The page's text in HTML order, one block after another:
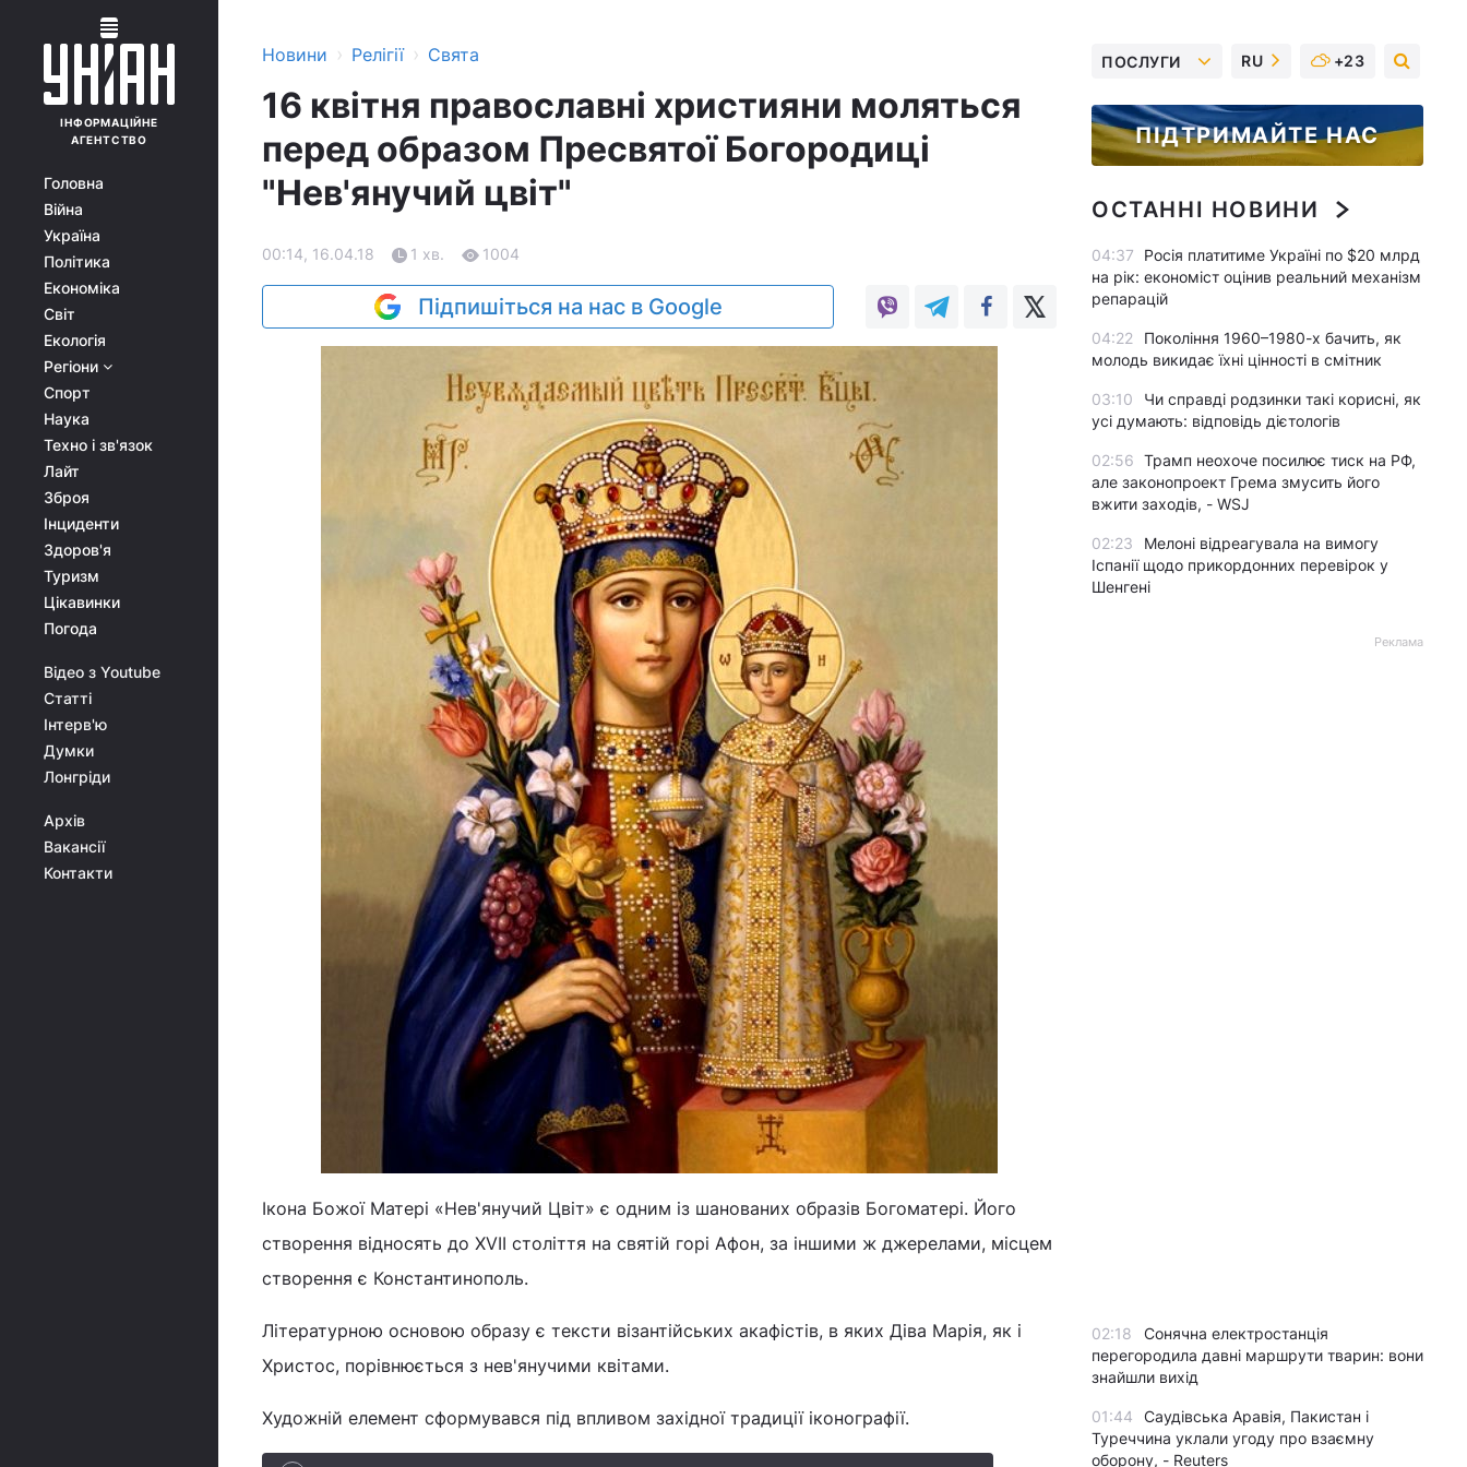
ІНФОРМАЦІЙНЕ
АГЕНТСТВО
Головна
Війна
Україна
Політика
Економіка
Світ
Екологія
Регіони
Спорт
Наука
Техно і зв'язок
Лайт
Зброя
Інциденти
Здоров'я
Туризм
Цікавинки
Погода
Відео з Youtube
Статті
Інтерв'ю
Думки
Лонгріди
Архів
Вакансії
Контакти
Новини › Релігії › Свята
16 квітня православні християни моляться
перед образом Пресвятої Богородиці
"Нев'янучий цвіт"
00:14, 16.04.18 1 хв. 1004
Підпишіться на нас в Google
Ікона Божої Матері «Нев'янучий Цвіт» є одним із шанованих образів Богоматері. Його
створення відносять до XVII століття на святій горі Афон, за іншими ж джерелами, місцем
створення є Константинополь.
Літературною основою образу є тексти візантійських акафістів, в яких Діва Марія, як і
Христос, порівнюється з нев'янучими квітами.
Художній елемент сформувався під впливом західної традиції іконографії.
ПОСЛУГИ RU +23
ПІДТРИМАЙТЕ НАС
ОСТАННІ НОВИНИ
04:37
Росія платитиме Україні по $20 млрд
на рік: економіст оцінив реальний механізм
репарацій
04:22
Покоління 1960–1980-х бачить, як
молодь викидає їхні цінності в смітник
03:10
Чи справді родзинки такі корисні, як
усі думають: відповідь дієтологів
02:56 Трамп неохоче посилює тиск на РФ,
але законопроект Грема змусить його
вжити заходів, - WSJ
02:23
Мелоні відреагувала на вимогу
Іспанії щодо прикордонних перевірок у
Шенгені
Реклама
02:18
Сонячна електростанція
перегородила давні маршрути тварин: вони
знайшли вихід
01:44
Саудівська Аравія, Пакистан і
Туреччина уклали угоду про взаємну
оборону, - Reuters